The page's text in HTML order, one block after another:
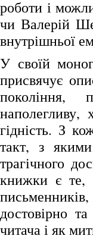
роботи і
чи Валерій
внутрішньої
У своїй
присвячує
покоління,
наполегливу,
гідність. З
такт, з
трагічного
книжки є те,
достовірно
читача і як